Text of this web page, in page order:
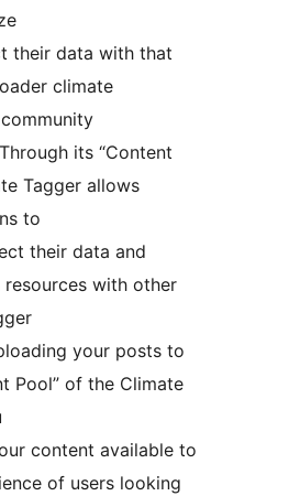
their data with that
climate
its “Content
Tagger allows
to
their data and
with other
your posts to
Pool” of the Climate
content available to
of users looking